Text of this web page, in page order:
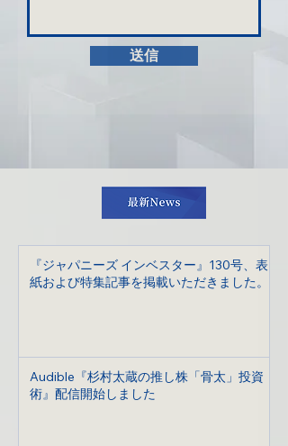
送信
『ジャパニーズ インベスター』130号、表
紙および特集記事を掲載いただきました。
Audible『杉村太蔵の推し株「骨太」投資
術』配信開始しました